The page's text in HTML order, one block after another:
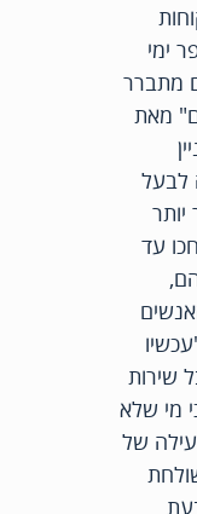
ימי
מתברר
מאת
לבעל
עד
שירות
מי שלא
של